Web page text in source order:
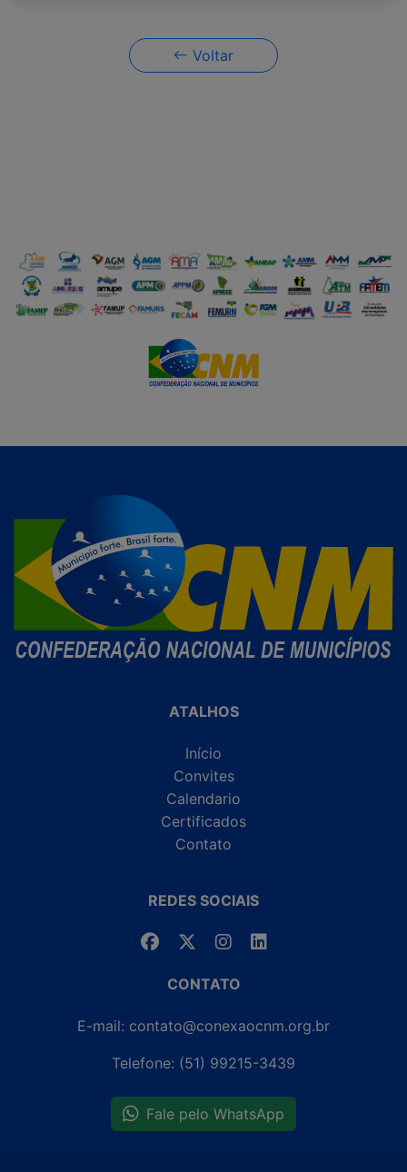
Voltar
ATALHOS
Início
Convites
Calendario
Certificados
Contato
REDES SOCIAIS
CONTATO
E-mail: contato@conexaocnm.org.br
Telefone: (51) 99215-3439
Fale pelo WhatsApp